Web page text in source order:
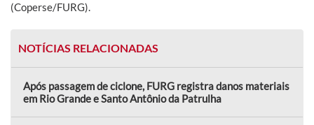
(Coperse/FURG).
NOTÍCIAS RELACIONADAS
Após passagem de ciclone, FURG registra danos materiais
em Rio Grande e Santo Antônio da Patrulha